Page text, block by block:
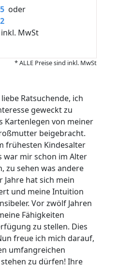
oder
inkl. MwSt
* ALLE Preise sind inkl. MwSt
Ratsuchende, ich
geweckt zu
Kartenlegen von meiner
beigebracht.
frühesten Kindesalter
war mir schon im Alter
zu sehen was andere
Jahre hat sich mein
und meine Intuition
Vor zwölf Jahren
Fähigkeiten
zu stellen. Dies
freue ich mich darauf,
umfangreichen
zu dürfen! Ihre